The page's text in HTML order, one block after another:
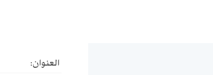
العنوان: